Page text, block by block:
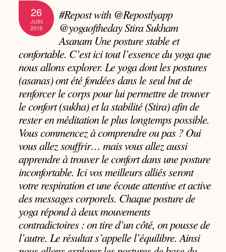
26
JUIN
2018
#Repost with @Repostlyapp
@yogaoftheday Stira Sukham
Asanam Une posture stable et
confortable. C’est ici tout l’essence du yoga que
nous allons explorer. Le yoga dont les postures
(asanas) ont été fondées dans le seul but de
renforcer le corps pour lui permettre de trouver
le confort (sukha) et la stabilité (Stira) afin de
rester en méditation le plus longtemps possible.
Vous commencez à comprendre ou pas ? Oui
vous allez souffrir… mais vous allez aussi
apprendre à trouver le confort dans une posture
inconfortable. Ici vos meilleurs alliés seront
votre respiration et une écoute attentive et active
des messages corporels. Chaque posture de
yoga répond à deux mouvements
contradictoires : on tire d’un côté, on pousse de
l’autre. Le résultat s’appelle l’équilibre. Ainsi